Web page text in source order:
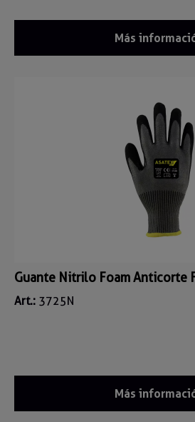
Más
Guante Nitrilo Foam Anticorte
Art.: 3725N
Más